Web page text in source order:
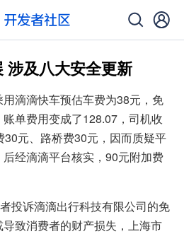
涉及八大安全更新
滴滴快车预估车费为38元，免
单费用变成了128.07，司机收
元、路桥费30元，因而质疑平
经滴滴平台核实，90元附加费
投诉滴滴出行科技有限公司的免
致消费者的财产损失，上海市